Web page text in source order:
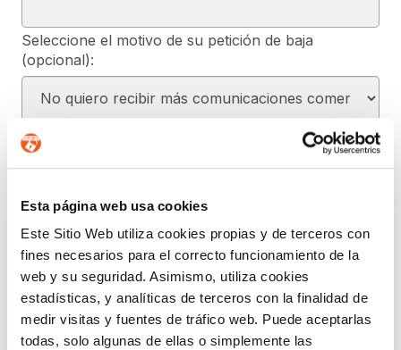
Esta página web usa cookies
Este Sitio Web utiliza cookies propias y de terceros con
fines necesarios para el correcto funcionamiento de la
web y su seguridad. Asimismo, utiliza cookies
estadísticas, y analíticas de terceros con la finalidad de
medir visitas y fuentes de tráfico web. Puede aceptarlas
todas, solo algunas de ellas o simplemente las
Seleccione el motivo de su petición de baja
(opcional):
Información sobre protección de datos.- De conformidad con lo
establecido en el RGPD y en la LOPDGDD le informamos que
infodpo@forlopd.es